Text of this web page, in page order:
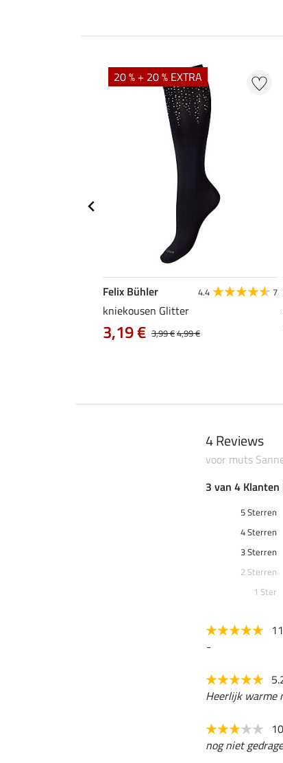
20 % + 20 % EXTRA
Felix Bühler 4.4 7
kniekousen Glitter
3,99 €4,99 €
3,19 €
4 Reviews
voor muts
3 van 4
5 Sterren
4 Sterren
3 Sterren
2 Sterren
1 Ster
-
Heerlijk warme
nog niet